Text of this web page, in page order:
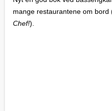
mange restaurantene om
Chef!).